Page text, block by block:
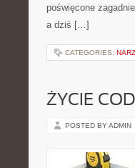
poświęcone
a dziś […]
CATEGORIES:
ŻYCIE
POSTED BY ADMIN